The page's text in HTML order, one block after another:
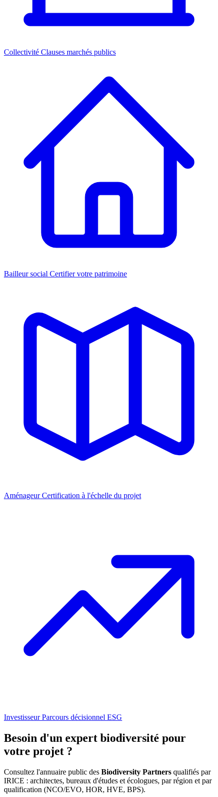
Collectivité Clauses marchés publics
Bailleur social Certifier votre patrimoine
Aménageur Certification à l'échelle du projet
Investisseur Parcours décisionnel ESG
Besoin d'un expert biodiversité pour
votre projet ?
Consultez l'annuaire public des Biodiversity Partners qualifiés par
IRICE : architectes, bureaux d'études et écologues, par région et par
qualification (NCO/EVO, HOR, HVE, BPS).